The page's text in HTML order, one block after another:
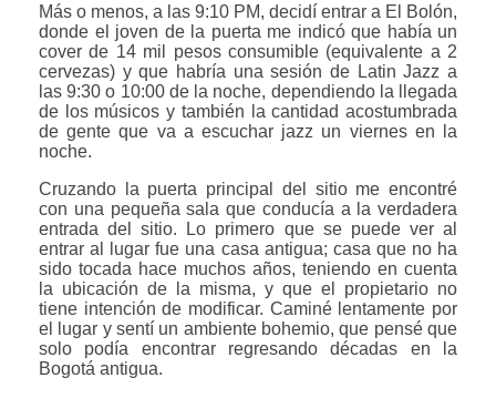
Más o menos, a las 9:10 PM, decidí entrar a El Bolón,
donde el joven de la puerta me indicó que había un
cover de 14 mil pesos consumible (equivalente a 2
cervezas) y que habría una sesión de Latin Jazz a
las 9:30 o 10:00 de la noche, dependiendo la llegada
de los músicos y también la cantidad acostumbrada
de gente que va a escuchar jazz un viernes en la
noche.
Cruzando la puerta principal del sitio me encontré
con una pequeña sala que conducía a la verdadera
entrada del sitio. Lo primero que se puede ver al
entrar al lugar fue una casa antigua; casa que no ha
sido tocada hace muchos años, teniendo en cuenta
la ubicación de la misma, y que el propietario no
tiene intención de modificar. Caminé lentamente por
el lugar y sentí un ambiente bohemio, que pensé que
solo podía encontrar regresando décadas en la
Bogotá antigua.